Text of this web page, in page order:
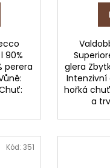
90%
perera
glera
Intenzivní
hořká
a
Kód: 351